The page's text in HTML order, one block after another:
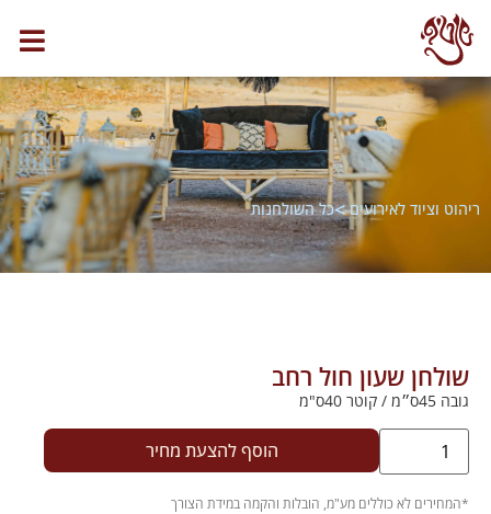
ריהוט וציוד לאירועים >כל השולחנות
שולחן שעון חול רחב
גובה 45ס״מ / קוטר 40ס"מ
הוסף להצעת מחיר
*המחירים לא כוללים מע"מ, הובלות והקמה במידת הצורך